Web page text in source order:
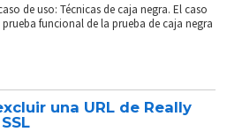
de uso: Técnicas de caja negra. El caso
prueba funcional de la prueba de caja negra
una URL de Really